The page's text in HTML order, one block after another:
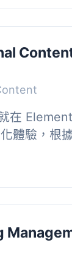
在
體驗，根
定...